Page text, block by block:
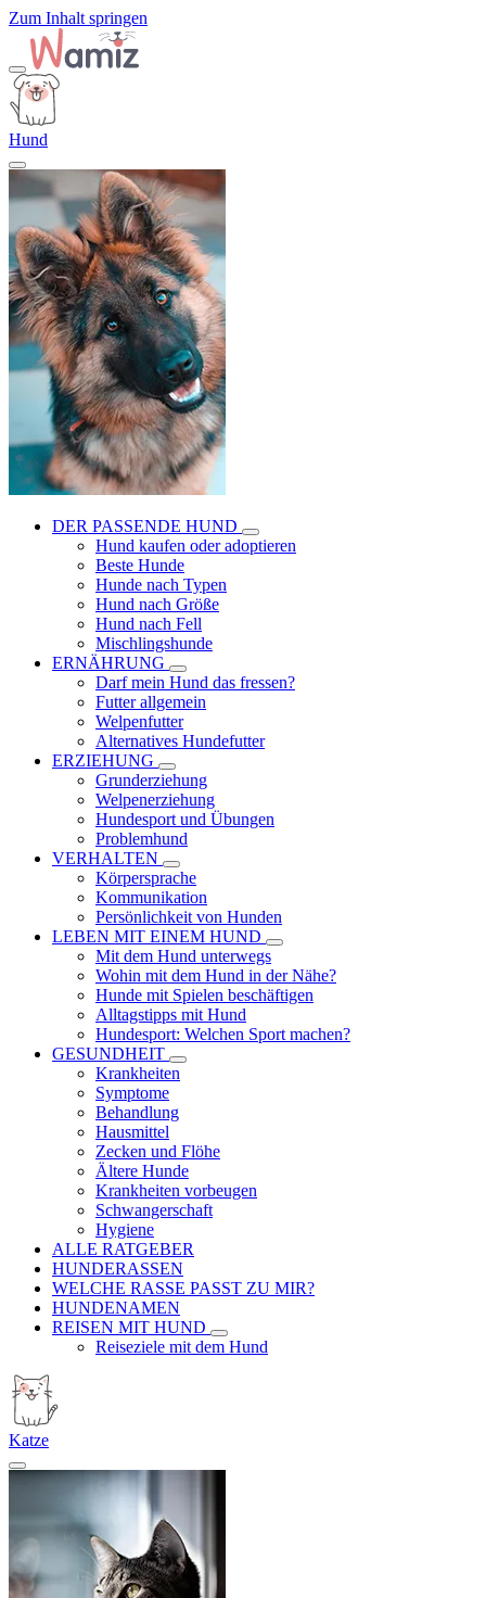
Zum Inhalt springen
Hund
DER PASSENDE HUND
Hund kaufen oder adoptieren
Beste Hunde
Hunde nach Typen
Hund nach Größe
Hund nach Fell
Mischlingshunde
ERNÄHRUNG
Darf mein Hund das fressen?
Futter allgemein
Welpenfutter
Alternatives Hundefutter
ERZIEHUNG
Grunderziehung
Welpenerziehung
Hundesport und Übungen
Problemhund
VERHALTEN
Körpersprache
Kommunikation
Persönlichkeit von Hunden
LEBEN MIT EINEM HUND
Mit dem Hund unterwegs
Wohin mit dem Hund in der Nähe?
Hunde mit Spielen beschäftigen
Alltagstipps mit Hund
Hundesport: Welchen Sport machen?
GESUNDHEIT
Krankheiten
Symptome
Behandlung
Hausmittel
Zecken und Flöhe
Ältere Hunde
Krankheiten vorbeugen
Schwangerschaft
Hygiene
ALLE RATGEBER
HUNDERASSEN
WELCHE RASSE PASST ZU MIR?
HUNDENAMEN
REISEN MIT HUND
Reiseziele mit dem Hund
Katze